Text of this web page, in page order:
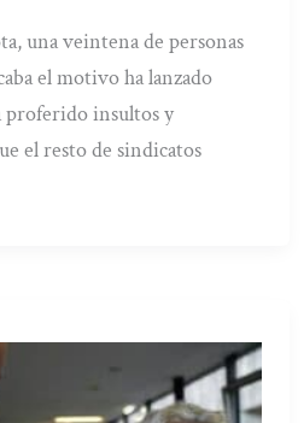
una veintena de personas
el motivo ha lanzado
proferido insultos y
el resto de sindicatos